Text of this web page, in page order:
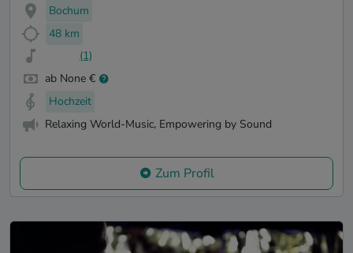
Bochum
48 km
(1)
ab None €
Hochzeit
Relaxing World-Music, Empowering by Sound
Zum Profil